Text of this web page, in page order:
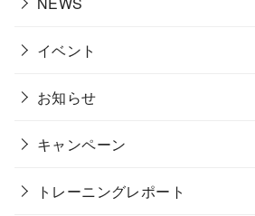
イベント
お知らせ
キャンペーン
トレーニングレポート